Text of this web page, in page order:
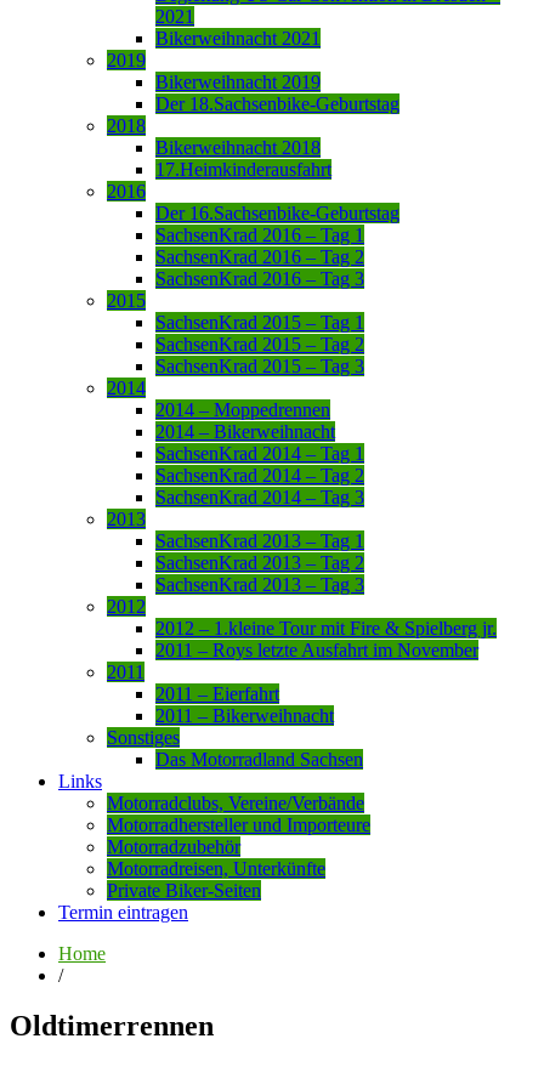
2021
Bikerweihnacht 2021
2019
Bikerweihnacht 2019
Der 18.Sachsenbike-Geburtstag
2018
Bikerweihnacht 2018
17.Heimkinderausfahrt
2016
Der 16.Sachsenbike-Geburtstag
SachsenKrad 2016 – Tag 1
SachsenKrad 2016 – Tag 2
SachsenKrad 2016 – Tag 3
2015
SachsenKrad 2015 – Tag 1
SachsenKrad 2015 – Tag 2
SachsenKrad 2015 – Tag 3
2014
2014 – Moppedrennen
2014 – Bikerweihnacht
SachsenKrad 2014 – Tag 1
SachsenKrad 2014 – Tag 2
SachsenKrad 2014 – Tag 3
2013
SachsenKrad 2013 – Tag 1
SachsenKrad 2013 – Tag 2
SachsenKrad 2013 – Tag 3
2012
2012 – 1.kleine Tour mit Fire & Spielberg jr.
2011 – Roys letzte Ausfahrt im November
2011
2011 – Eierfahrt
2011 – Bikerweihnacht
Sonstiges
Das Motorradland Sachsen
Links
Motorradclubs, Vereine/Verbände
Motorradhersteller und Importeure
Motorradzubehör
Motorradreisen, Unterkünfte
Private Biker-Seiten
Termin eintragen
Home
/
Oldtimerrennen